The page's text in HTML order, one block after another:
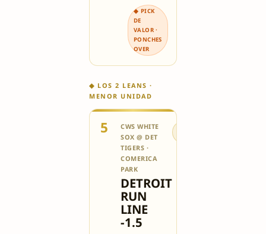
◆ PICK
DE
VALOR ·
PONCHES
OVER
◆ LOS 2 LEANS ·
MENOR UNIDAD
5
CWS WHITE
SOX @ DET
TIGERS ·
COMERICA
PARK
DETROIT
RUN
LINE
-1.5